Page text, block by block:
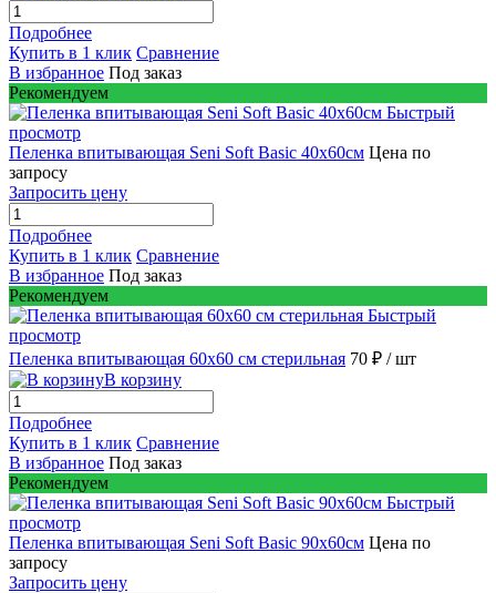
Подробнее
Купить в 1 клик Сравнение
В избранное Под заказ
Рекомендуем
Быстрый
просмотр
Пеленка впитывающая Seni Soft Basic 40х60см Цена по
запросу
Запросить цену
Подробнее
Купить в 1 клик Сравнение
В избранное Под заказ
Рекомендуем
Быстрый
просмотр
Пеленка впитывающая 60х60 см стерильная 70 ₽ / шт
В корзину
Подробнее
Купить в 1 клик Сравнение
В избранное Под заказ
Рекомендуем
Быстрый
просмотр
Пеленка впитывающая Seni Soft Basic 90х60см Цена по
запросу
Запросить цену